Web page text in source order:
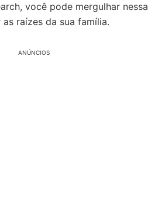
você pode mergulhar nessa
raízes da sua família.
ANÚNCIOS